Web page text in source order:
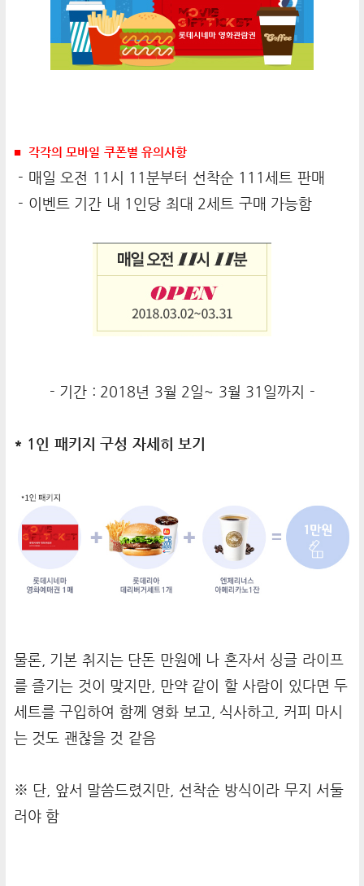
■ 각각의 모바일 쿠폰별 유의사항
- 매일 오전 11시 11분부터 선착순 111세트 판매
- 이벤트 기간 내 1인당 최대 2세트 구매 가능함
- 기간 : 2018년 3월 2일~ 3월 31일까지 -
* 1인 패키지 구성 자세히 보기
물론, 기본 취지는 단돈 만원에 나 혼자서 싱글 라이프
를 즐기는 것이 맞지만, 만약 같이 할 사람이 있다면 두
세트를 구입하여 함께 영화 보고, 식사하고, 커피 마시
는 것도 괜찮을 것 같음
※ 단, 앞서 말씀드렸지만, 선착순 방식이라 무지 서둘
러야 함